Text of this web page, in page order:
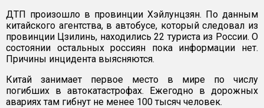
ДТП произошло в провинции Хэйлунцзян. По данным
китайского агентства, в автобусе, который следовал из
провинции Цзилинь, находились 22 туриста из России. О
состоянии остальных россиян пока информации нет.
Причины инцидента выясняются.
Китай занимает первое место в мире по числу
погибших в автокатастрофах. Ежегодно в дорожных
авариях там гибнут не менее 100 тысяч человек.